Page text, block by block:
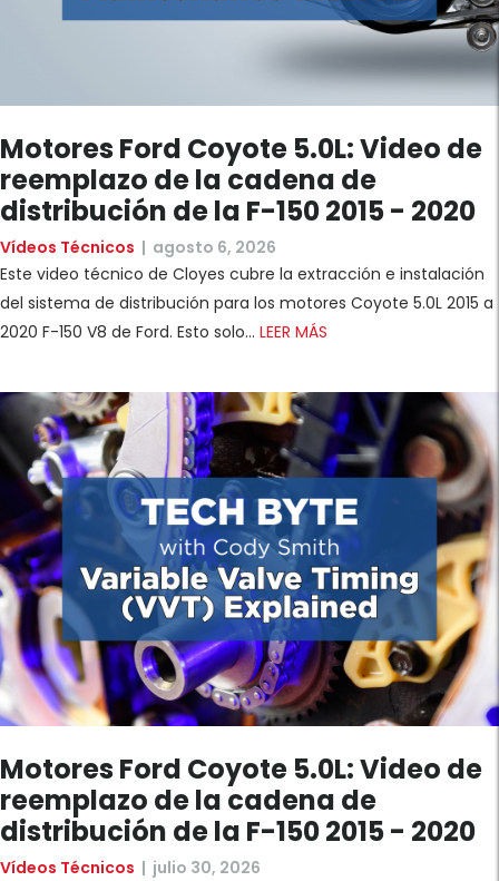
Motores Ford Coyote 5.0L: Video de
reemplazo de la cadena de
distribución de la F-150 2015 - 2020
Vídeos Técnicos | agosto 6, 2026
Este video técnico de Cloyes cubre la extracción e instalación
del sistema de distribución para los motores Coyote 5.0L 2015 a
2020 F-150 V8 de Ford. Esto solo... LEER MÁS
Motores Ford Coyote 5.0L: Video de
reemplazo de la cadena de
distribución de la F-150 2015 - 2020
Vídeos Técnicos | julio 30, 2026